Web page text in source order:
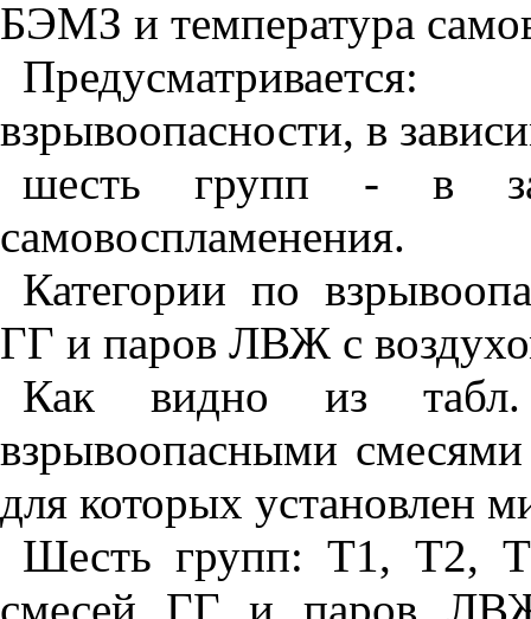
БЭМЗ и температура
взрывоопасности, в
шесть групп - в
самовоспламенения.
Категории по
ГГ и паров ЛВЖ с
Как видно из табл.
взрывоопасными
для которых
Шесть групп: Т1, Т2,